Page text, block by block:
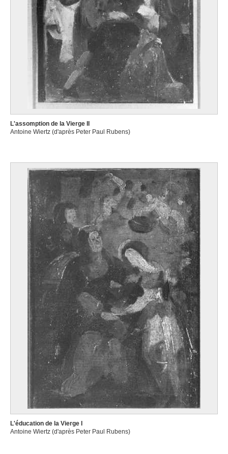
L'assomption de la Vierge II
Antoine Wiertz (d'après Peter Paul Rubens)
L'éducation de la Vierge I
Antoine Wiertz (d'après Peter Paul Rubens)